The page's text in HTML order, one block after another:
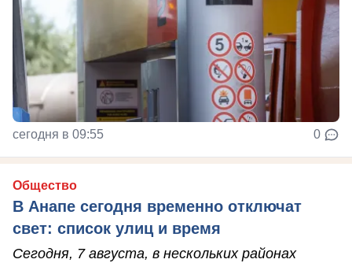
сегодня в 09:55 0
Общество
В Анапе сегодня временно отключат
свет: список улиц и время
Сегодня, 7 августа, в нескольких районах